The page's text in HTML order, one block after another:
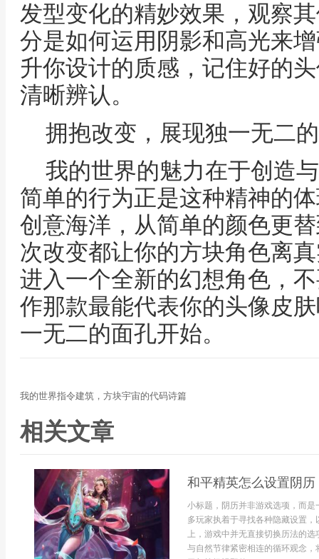
发型变化的精妙效果，观察
分是如何运用阴影和高光来
升你设计的质感，记住好的
清晰辨认。
拥抱改变，展现独一无二
我的世界的魅力在于创造
简单的行为正是这种精神的
创意海洋，从简单的颜色更
次改变都让你的方块角色离
进入一个全新的幻想角色，
作那款最能代表你的头像皮
一无二的面孔开始。
我的世界指令建筑，方块宇宙的代码诗篇
相关文章
和平精英怎么设置阴
小标题，阴历并非游戏选项，而
多玩家执着于寻找各种隐藏设置
上，游戏中并无直接切换历法的
与自然节律紧密相连的循环观念